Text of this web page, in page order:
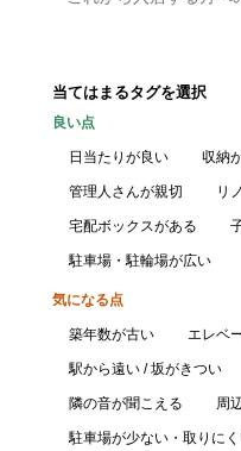
当てはまるタグを選択
良い点
日当たりが良い 収納
管理人さんが親切 リ
宅配ボックスがある
駐車場・駐輪場が広い
気になる点
築年数が古い エレベ
駅から遠い / 坂がきつい
隣の音が聞こえる 周
駐車場が少ない・取りに